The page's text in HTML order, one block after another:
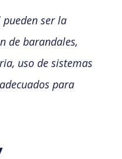
ser la
de barandales,
uso de sistemas
para